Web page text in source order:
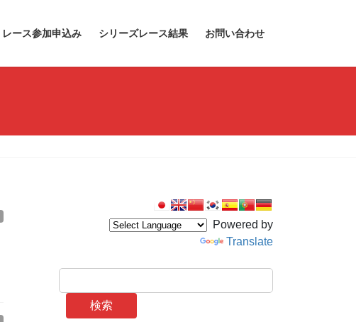
レース参加申込み シリーズレース結果 お問い合わせ
Powered by
Translate
検索